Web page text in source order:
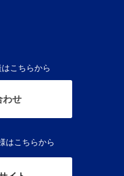
こちらから
わせ
はこちらから